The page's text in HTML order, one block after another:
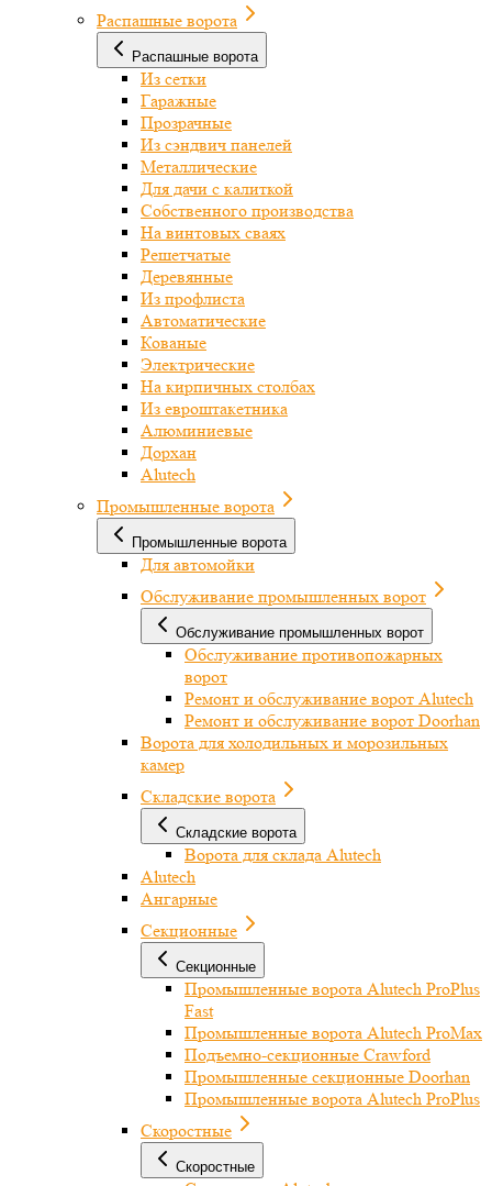
Распашные ворота
Распашные ворота
Из сетки
Гаражные
Прозрачные
Из сэндвич панелей
Металлические
Для дачи с калиткой
Собственного производства
На винтовых сваях
Решетчатые
Деревянные
Из профлиста
Автоматические
Кованые
Электрические
На кирпичных столбах
Из евроштакетника
Алюминиевые
Дорхан
Alutech
Промышленные ворота
Промышленные ворота
Для автомойки
Обслуживание промышленных ворот
Обслуживание промышленных ворот
Обслуживание противопожарных
ворот
Ремонт и обслуживание ворот Alutech
Ремонт и обслуживание ворот Doorhan
Ворота для холодильных и морозильных
камер
Складские ворота
Складские ворота
Ворота для склада Alutech
Alutech
Ангарные
Секционные
Секционные
Промышленные ворота Alutech ProPlus
Fast
Промышленные ворота Alutech ProMax
Подъемно-секционные Crawford
Промышленные секционные Doorhan
Промышленные ворота Alutech ProPlus
Скоростные
Скоростные